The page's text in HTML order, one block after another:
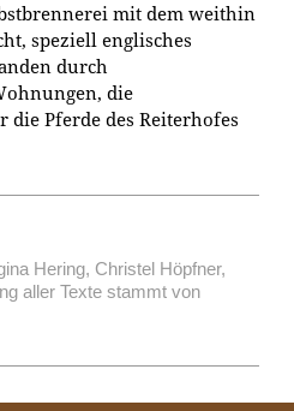
mit dem weithin
speziell englisches
durch
die
Pferde des Reiterhofes
Hering, Christel Höpfner,
aller Texte stammt von